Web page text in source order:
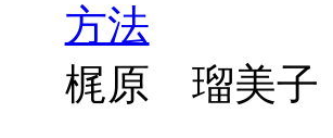
方法
梶原 瑠美子